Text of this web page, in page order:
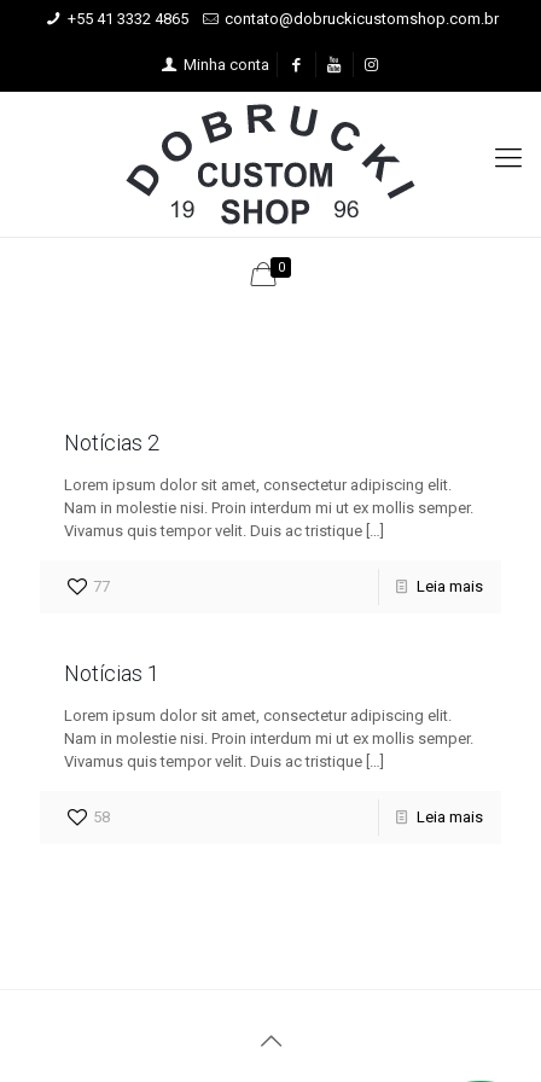
+55 41 3332 4865 contato@dobruckicustomshop.com.br
Minha conta
0
Notícias 2
Lorem ipsum dolor sit amet, consectetur adipiscing elit.
Nam in molestie nisi. Proin interdum mi ut ex mollis semper.
Vivamus quis tempor velit. Duis ac tristique […]
77 Leia mais
Notícias 1
Lorem ipsum dolor sit amet, consectetur adipiscing elit.
Nam in molestie nisi. Proin interdum mi ut ex mollis semper.
Vivamus quis tempor velit. Duis ac tristique […]
58 Leia mais